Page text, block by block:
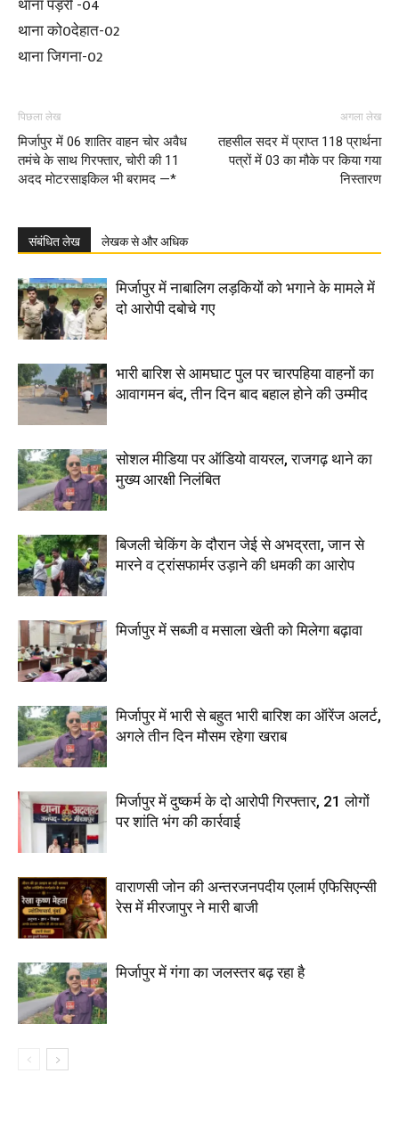
थाना पड़री -04
थाना को0देहात-02
थाना जिगना-02
पिछला लेख
मिर्जापुर में 06 शातिर वाहन चोर अवैध
तमंचे के साथ गिरफ्तार, चोरी की 11
अदद मोटरसाइकिल भी बरामद —*
अगला लेख
तहसील सदर में प्राप्त 118 प्रार्थना
पत्रों में 03 का मौके पर किया गया
निस्तारण
संबंधित लेख लेखक से और अधिक
मिर्जापुर में नाबालिग लड़कियों को भगाने के मामले में
दो आरोपी दबोचे गए
भारी बारिश से आमघाट पुल पर चारपहिया वाहनों का
आवागमन बंद, तीन दिन बाद बहाल होने की उम्मीद
सोशल मीडिया पर ऑडियो वायरल, राजगढ़ थाने का
मुख्य आरक्षी निलंबित
बिजली चेकिंग के दौरान जेई से अभद्रता, जान से
मारने व ट्रांसफार्मर उड़ाने की धमकी का आरोप
मिर्जापुर में सब्जी व मसाला खेती को मिलेगा बढ़ावा
मिर्जापुर में भारी से बहुत भारी बारिश का ऑरेंज अलर्ट,
अगले तीन दिन मौसम रहेगा खराब
मिर्जापुर में दुष्कर्म के दो आरोपी गिरफ्तार, 21 लोगों
पर शांति भंग की कार्रवाई
वाराणसी जोन की अन्तरजनपदीय एलार्म एफिसिएन्सी
रेस में मीरजापुर ने मारी बाजी
मिर्जापुर में गंगा का जलस्तर बढ़ रहा है